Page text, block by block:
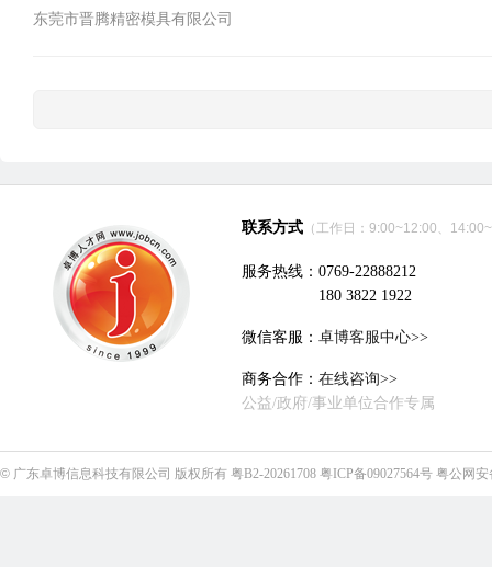
东莞市晋腾精密模具有限公司
联系方式 （工作日：9:00~12:00、
服务热线：0769-22888212
180 3822 1922
微信客服： 卓博客服中心>>
商务合作： 在线咨询>>
公益/政府/事业单位合作专属
© 广东卓博信息科技有限公司 版权所有 粤B2-20261708 粤ICP备09027564号 粤公网安